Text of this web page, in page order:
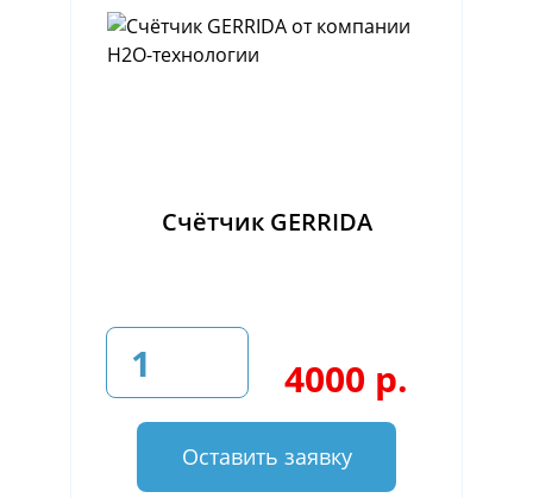
4000 р.
Счётчик GERRIDA
Оставить заявку